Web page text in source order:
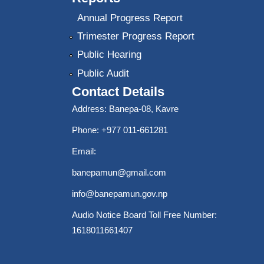
Annual Progress Report
Trimester Progress Report
Public Hearing
Public Audit
Contact Details
Address: Banepa-08, Kavre
Phone: +977 011-661281
Email:
banepamun@gmail.com
info@banepamun.gov.np
Audio Notice Board Toll Free Number:
1618011661407